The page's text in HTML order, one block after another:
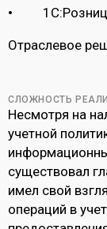
Отраслевое
СЛОЖНОСТЬ
Несмотря на
учетной
существовал
имел свой
операций в